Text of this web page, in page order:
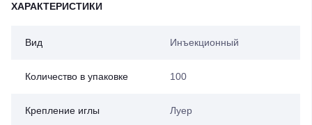
ХАРАКТЕРИСТИКИ
Вид Инъекционный
Количество в упаковке 100
Крепление иглы Луер